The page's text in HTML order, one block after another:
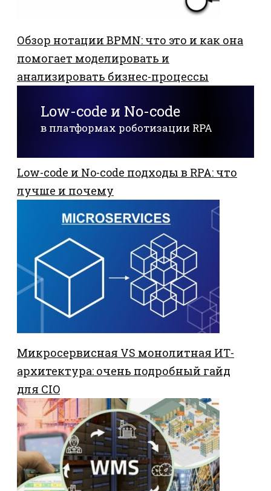
Обзор нотации BPMN: что это и как она
помогает моделировать и
анализировать бизнес-процессы
Low-code и No-code
в платформах роботизации RPA
Low-code и No-code подходы в RPA: что
лучше и почему
Микросервисная VS монолитная ИТ-
архитектура: очень подробный гайд
для CIO